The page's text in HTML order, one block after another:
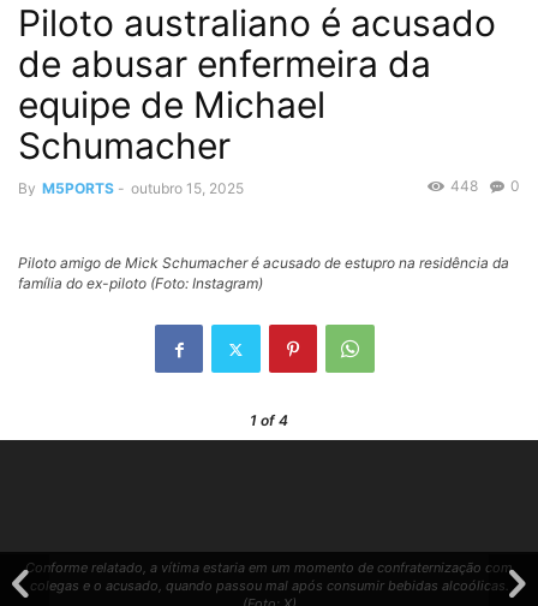
Piloto australiano é acusado
de abusar enfermeira da
equipe de Michael
Schumacher
By M5PORTS - outubro 15, 2025 0
448
Piloto amigo de Mick Schumacher é acusado de estupro na residência da
família do ex-piloto (Foto: Instagram)
1 of 4
Conforme relatado, a vítima estaria em um momento de confraternização com
colegas e o acusado, quando passou mal após consumir bebidas alcoólicas.